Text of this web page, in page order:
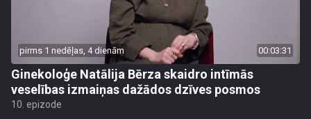
pirms 1 nedēļas, 4 dienām 00:03:31
Ginekoloģe Natālija Bērza skaidro intīmās
veselības izmaiņas dažādos dzīves posmos
10. epizode